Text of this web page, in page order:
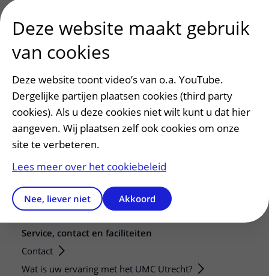
Research
Strategic programs
Researchers
Research technologies
Verwijzers
Mijn patiënt verwijzen
Teleconsult aanvragen
Diagnostiek aanvragen
Zorgverlenersportaal
Service, contact en faciliteiten
Contact
Wat is uw ervaring met het UMC Utrecht?
Deze website maakt gebruik
van cookies
Deze website toont video’s van o.a. YouTube.
Dergelijke partijen plaatsen cookies (third party
cookies). Als u deze cookies niet wilt kunt u dat hier
aangeven. Wij plaatsen zelf ook cookies om onze
site te verbeteren.
Lees meer over het cookiebeleid
Nee, liever niet Akkoord